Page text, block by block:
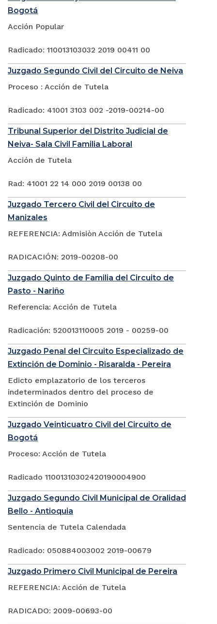
Bogotá
Acción Popular
Radicado: 110013103032 2019 00411 00
Juzgado Segundo Civil del Circuito de Neiva
Proceso : Acción de Tutela
Radicado: 41001 3103 002 -2019-00214-00
Tribunal Superior del Distrito Judicial de
Neiva- Sala Civil Familia Laboral
Acción de Tutela
Rad: 41001 22 14 000 2019 00138 00
Juzgado Tercero Civil del Circuito de
Manizales
REFERENCIA: Admisiòn Acción de Tutela
RADICACIÓN: 2019-00208-00
Juzgado Quinto de Familia del Circuito de
Pasto - Nariño
Referencia: Acción de Tutela
Radicación: 520013110005 2019 - 00259-00
Juzgado Penal del Circuito Especializado de
Extinción de Dominio - Risaralda - Pereira
Edicto emplazatorio de los terceros
indeterminados dentro del proceso de
Extinción de Dominio
Juzgado Veinticuatro Civil del Circuito de
Bogotá
Proceso: Acción de Tutela
Radicado 11001310302420190004900
Juzgado Segundo Civil Municipal de Oralidad
Bello - Antioquia
Sentencia de Tutela Calendada
Radicado: 050884003002 2019-00679
Juzgado Primero Civil Municipal de Pereira
REFERENCIA: Acción de Tutela
RADICADO: 2009-00693-00